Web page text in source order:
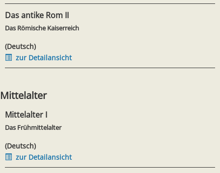
Das antike Rom II
Das Römische Kaiserreich
(Deutsch)
zur Detailansicht
Mittelalter
Mittelalter I
Das Frühmittelalter
(Deutsch)
zur Detailansicht